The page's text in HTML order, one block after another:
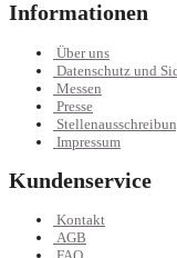
Informationen
Über uns
Datenschutz und
Messen
Presse
Impressum
Kundenservice
Kontakt
AGB